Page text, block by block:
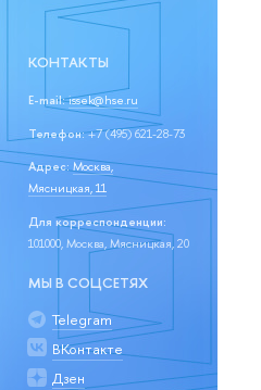
КОНТАКТЫ
E-mail:issek@hse.ru
Телефон:+7 (495) 621-28-73
Адрес: Москва,
Мясницкая, 11
Для корреспонденции:
101000, Москва, Мясницкая, 20
МЫ В СОЦСЕТЯХ
Telegram
ВКонтакте
Дзен